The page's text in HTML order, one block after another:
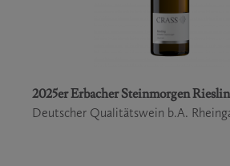
2025er Erbacher Steinmorgen
Deutscher Qualitätswein b.A.